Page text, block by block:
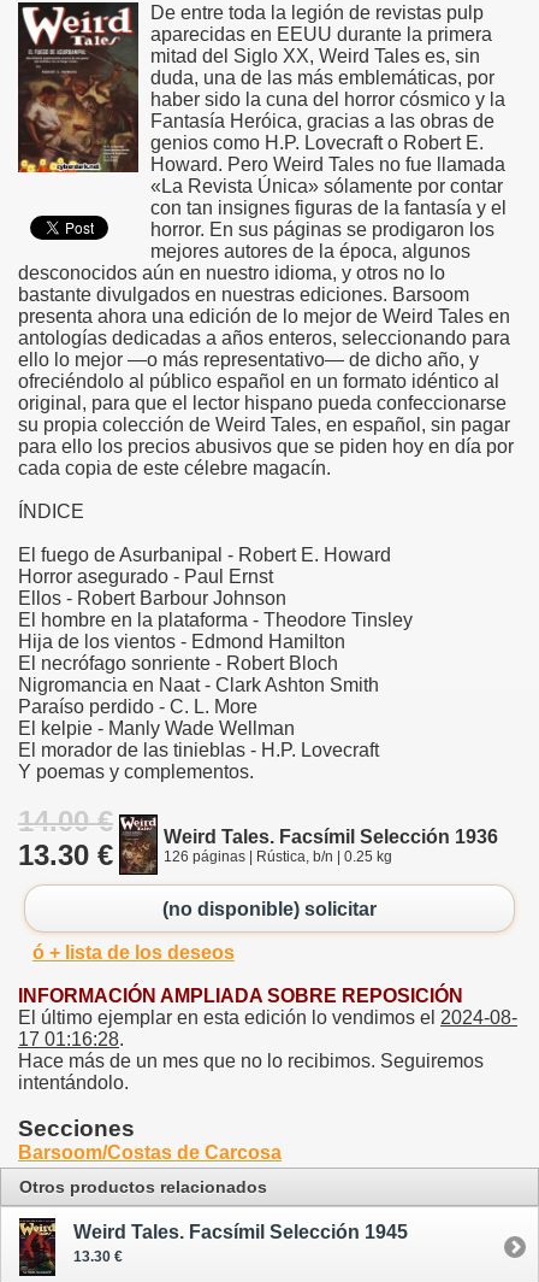
De entre toda la legión de revistas pulp
aparecidas en EEUU durante la primera
mitad del Siglo XX, Weird Tales es, sin
duda, una de las más emblemáticas, por
haber sido la cuna del horror cósmico y la
Fantasía Heróica, gracias a las obras de
genios como H.P. Lovecraft o Robert E.
Howard. Pero Weird Tales no fue llamada
«La Revista Única» sólamente por contar
con tan insignes figuras de la fantasía y el
horror. En sus páginas se prodigaron los
mejores autores de la época, algunos
desconocidos aún en nuestro idioma, y otros no lo
bastante divulgados en nuestras ediciones. Barsoom
presenta ahora una edición de lo mejor de Weird Tales en
antologías dedicadas a años enteros, seleccionando para
ello lo mejor —o más representativo— de dicho año, y
ofreciéndolo al público español en un formato idéntico al
original, para que el lector hispano pueda confeccionarse
su propia colección de Weird Tales, en español, sin pagar
para ello los precios abusivos que se piden hoy en día por
cada copia de este célebre magacín.
ÍNDICE
El fuego de Asurbanipal - Robert E. Howard
Horror asegurado - Paul Ernst
Ellos - Robert Barbour Johnson
El hombre en la plataforma - Theodore Tinsley
Hija de los vientos - Edmond Hamilton
El necrófago sonriente - Robert Bloch
Nigromancia en Naat - Clark Ashton Smith
Paraíso perdido - C. L. More
El kelpie - Manly Wade Wellman
El morador de las tinieblas - H.P. Lovecraft
Y poemas y complementos.
14.00 €
13.30 €
Weird Tales. Facsímil Selección 1936
126 páginas | Rústica, b/n | 0.25 kg
(no disponible) solicitar
ó + lista de los deseos
INFORMACIÓN AMPLIADA SOBRE REPOSICIÓN
El último ejemplar en esta edición lo vendimos el 2024-08-
17 01:16:28.
Hace más de un mes que no lo recibimos. Seguiremos
intentándolo.
Secciones
Barsoom/Costas de Carcosa
Otros productos relacionados
Weird Tales. Facsímil Selección 1945
13.30 €